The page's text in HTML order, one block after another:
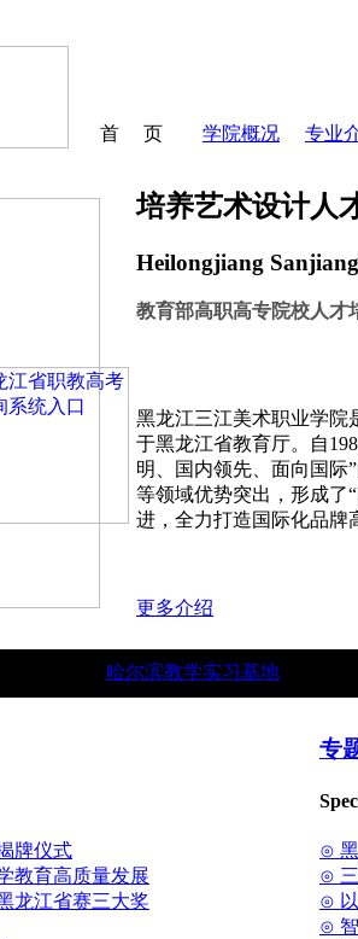
首 页 学院概况 专业
培养艺术设计人
Heilongjiang
教育部高职高专院校人才
黑龙江三江美术职业学院
于黑龙江省教育厅。自
明、国内领先、面向国际
等领域优势突出，形成了
进，全力打造国际化品牌
更多介绍
哈尔滨教学实习基地
牌仪式
教育高质量发展
龙江省赛三大奖
专
⊙
⊙
⊙
⊙